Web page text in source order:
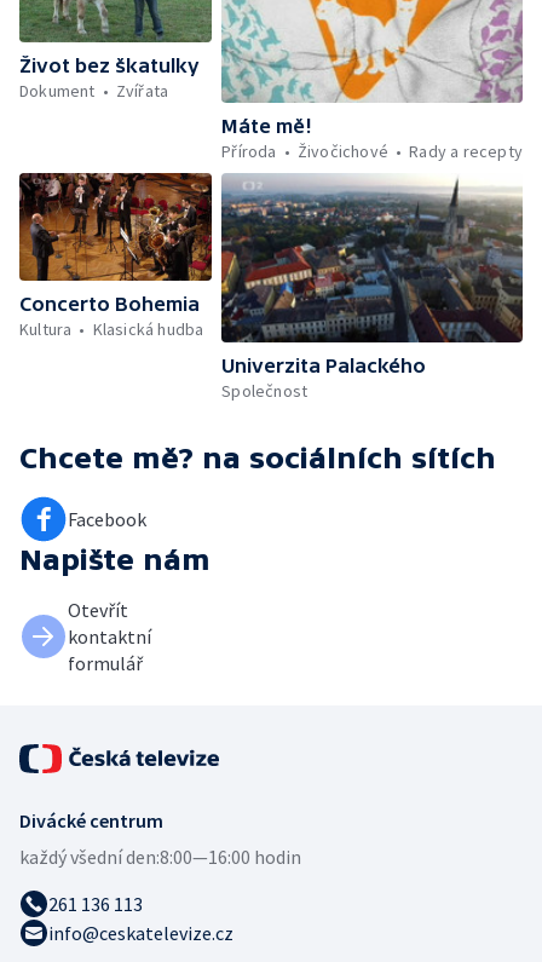
Život bez škatulky
Dokument
Zvířata
Máte mě!
Příroda
Živočichové Rady a recepty
Concerto Bohemia
Kultura
Klasická hudba
Univerzita Palackého
Společnost
Chcete mě? na sociálních sítích
Facebook
Napište nám
Otevřít
kontaktní
formulář
Divácké centrum
každý všední den:8:00—16:00 hodin
261 136 113
info@ceskatelevize.cz